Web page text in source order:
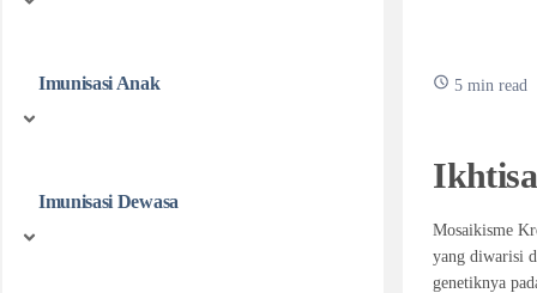
Imunisasi Anak
Imunisasi Dewasa
5 min read
Mosaikisme
yang diwarisi
genetiknya